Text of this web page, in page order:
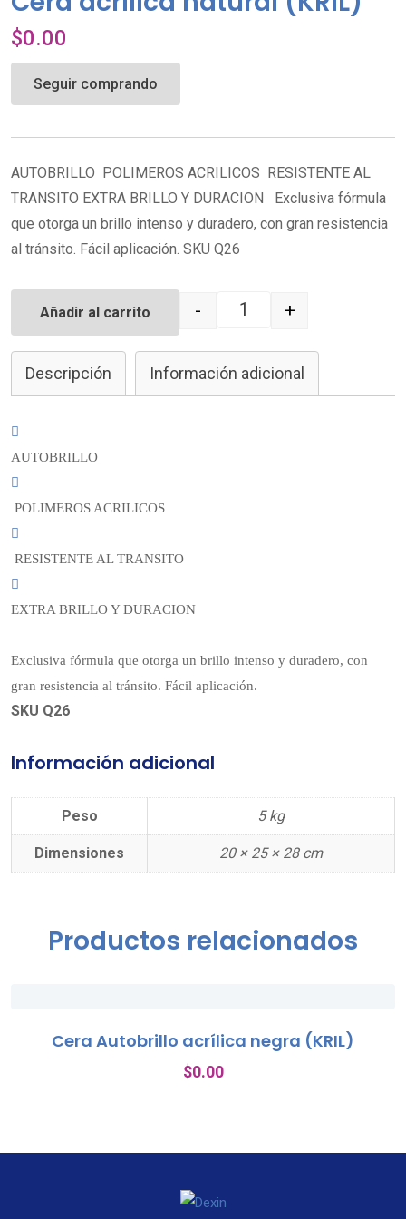
$0.00
Seguir comprando
AUTOBRILLO POLIMEROS ACRILICOS RESISTENTE AL
TRANSITO EXTRA BRILLO Y DURACION Exclusiva fórmula
que otorga un brillo intenso y duradero, con gran resistencia
al tránsito. Fácil aplicación. SKU Q26
Quantity
- +
Añadir al carrito
Descripción Información adicional
AUTOBRILLO
POLIMEROS ACRILICOS
RESISTENTE AL TRANSITO
EXTRA BRILLO Y DURACION
Exclusiva fórmula que otorga un brillo intenso y duradero, con
gran resistencia al tránsito. Fácil aplicación.
SKU Q26
Información adicional
Peso 5 kg
Dimensiones 20 × 25 × 28 cm
Productos relacionados
Cera Autobrillo acrílica negra (KRIL)
$0.00